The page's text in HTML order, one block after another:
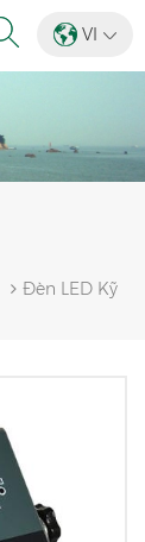
VI
Đèn LED Kỹ